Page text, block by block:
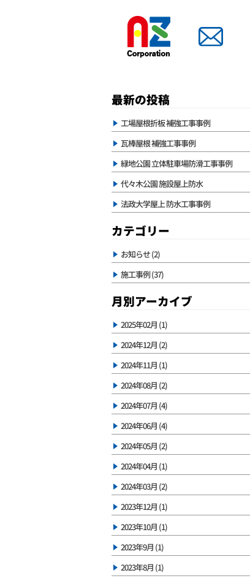
最新の投稿
工場屋根折板 補強工事事例
瓦棒屋根 補強工事事例
緑地公園 立体駐車場防滑工事事例
代々木公園 施設屋上防水
法政大学屋上 防水工事事例
カテゴリー
お知らせ (2)
施工事例 (37)
月別アーカイブ
2025年02月 (1)
2024年12月 (2)
2024年11月 (1)
2024年08月 (2)
2024年07月 (4)
2024年06月 (4)
2024年05月 (2)
2024年04月 (1)
2024年03月 (2)
2023年12月 (1)
2023年10月 (1)
2023年9月 (1)
2023年8月 (1)